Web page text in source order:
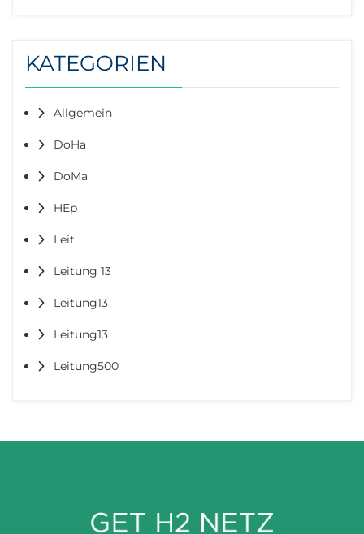
KATEGORIEN
Allgemein
DoHa
DoMa
HEp
Leit
Leitung 13
Leitung13
Leitung13
Leitung500